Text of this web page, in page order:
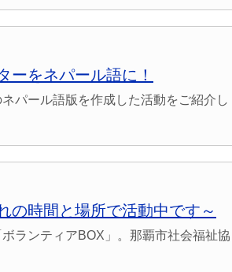
ーをネパール語に！
パール語版を作成した活動をご紹介し
の時間と場所で活動中です～
ランティアBOX」。那覇市社会福祉協